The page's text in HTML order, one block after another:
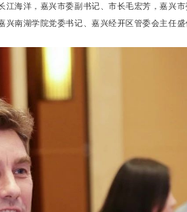
海洋，嘉兴市委副书记、市长毛宏芳，嘉兴
兴南湖学院党委书记、嘉兴经开区管委会主任盛